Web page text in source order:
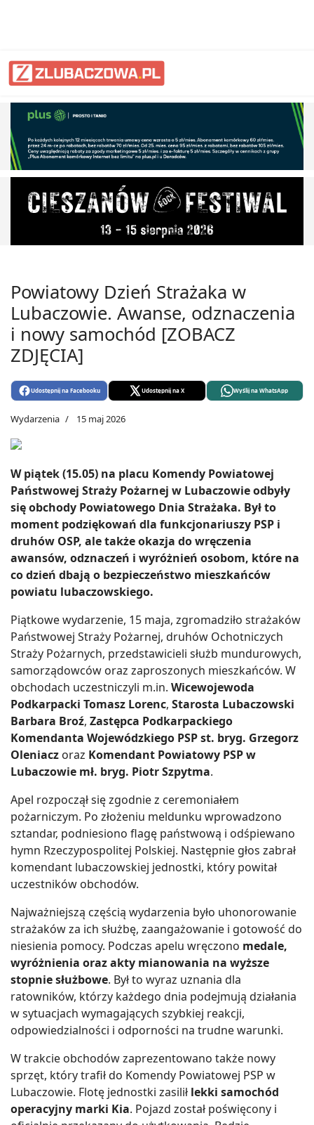
Powiatowy Dzień Strażaka w
Lubaczowie. Awanse, odznaczenia
i nowy samochód [ZOBACZ
ZDJĘCIA]
Udostępnij na Facebooku Udostępnij na X Wyślij na WhatsApp
Wydarzenia 15 maj 2026
W piątek (15.05) na placu Komendy Powiatowej
Państwowej Straży Pożarnej w Lubaczowie odbyły
się obchody Powiatowego Dnia Strażaka. Był to
moment podziękowań dla funkcjonariuszy PSP i
druhów OSP, ale także okazja do wręczenia
awansów, odznaczeń i wyróżnień osobom, które na
co dzień dbają o bezpieczeństwo mieszkańców
powiatu lubaczowskiego.
Piątkowe wydarzenie, 15 maja, zgromadziło strażaków
Państwowej Straży Pożarnej, druhów Ochotniczych
Straży Pożarnych, przedstawicieli służb mundurowych,
samorządowców oraz zaproszonych mieszkańców. W
obchodach uczestniczyli m.in. Wicewojewoda
Podkarpacki Tomasz Lorenc, Starosta Lubaczowski
Barbara Broź, Zastępca Podkarpackiego
Komendanta Wojewódzkiego PSP st. bryg. Grzegorz
Oleniacz oraz Komendant Powiatowy PSP w
Lubaczowie mł. bryg. Piotr Szpytma.
Apel rozpoczął się zgodnie z ceremoniałem
pożarniczym. Po złożeniu meldunku wprowadzono
sztandar, podniesiono flagę państwową i odśpiewano
hymn Rzeczypospolitej Polskiej. Następnie głos zabrał
komendant lubaczowskiej jednostki, który powitał
uczestników obchodów.
Najważniejszą częścią wydarzenia było uhonorowanie
strażaków za ich służbę, zaangażowanie i gotowość do
niesienia pomocy. Podczas apelu wręczono medale,
wyróżnienia oraz akty mianowania na wyższe
stopnie służbowe. Był to wyraz uznania dla
ratowników, którzy każdego dnia podejmują działania
w sytuacjach wymagających szybkiej reakcji,
odpowiedzialności i odporności na trudne warunki.
W trakcie obchodów zaprezentowano także nowy
sprzęt, który trafił do Komendy Powiatowej PSP w
Lubaczowie. Flotę jednostki zasilił lekki samochód
operacyjny marki Kia. Pojazd został poświęcony i